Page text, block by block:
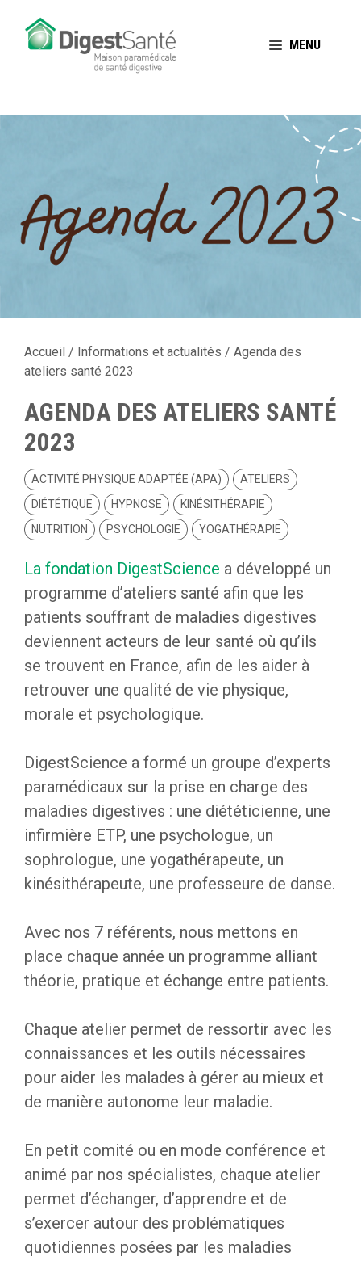
MENU
Accueil / Informations et actualités / Agenda des
ateliers santé 2023
AGENDA DES ATELIERS SANTÉ
2023
ACTIVITÉ PHYSIQUE ADAPTÉE (APA)
ATELIERS
DIÉTÉTIQUE
HYPNOSE
KINÉSITHÉRAPIE
NUTRITION
PSYCHOLOGIE YOGATHÉRAPIE
La fondation DigestScience a développé un
programme d’ateliers santé afin que les
patients souffrant de maladies digestives
deviennent acteurs de leur santé où qu’ils
se trouvent en France, afin de les aider à
retrouver une qualité de vie physique,
morale et psychologique.
DigestScience a formé un groupe d’experts
paramédicaux sur la prise en charge des
maladies digestives : une diététicienne, une
infirmière ETP, une psychologue, un
sophrologue, une yogathérapeute, un
kinésithérapeute, une professeure de danse.
Avec nos 7 référents, nous mettons en
place chaque année un programme alliant
théorie, pratique et échange entre patients.
Chaque atelier permet de ressortir avec les
connaissances et les outils nécessaires
pour aider les malades à gérer au mieux et
de manière autonome leur maladie.
En petit comité ou en mode conférence et
animé par nos spécialistes, chaque atelier
permet d’échanger, d’apprendre et de
s’exercer autour des problématiques
quotidiennes posées par les maladies